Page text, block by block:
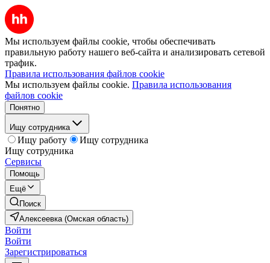
Мы используем файлы cookie, чтобы обеспечивать
правильную работу нашего веб-сайта и анализировать сетевой
трафик.
Правила использования файлов cookie
Мы используем файлы cookie. Правила использования
файлов cookie
Понятно
Ищу сотрудника
Ищу работу
Ищу сотрудника
Ищу сотрудника
Сервисы
Помощь
Ещё
Поиск
Алексеевка (Омская область)
Войти
Войти
Зарегистрироваться